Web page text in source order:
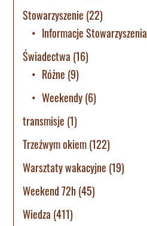
Stowarzyszenie (22)
Informacje Stowarzyszenia
Świadectwa (16)
Różne (9)
Weekendy(6)
transmisje (1)
Trzeźwym okiem(122)
Warsztaty wakacyjne (19)
Weekend 72h(45)
Wiedza (411)